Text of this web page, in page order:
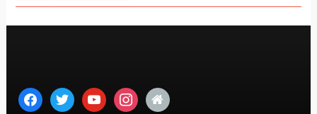
facebooktwitter youtubeinstagram
home